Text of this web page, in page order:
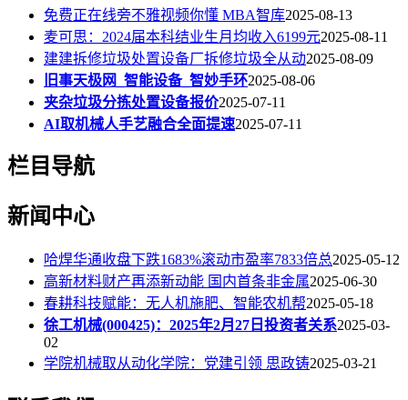
免费正在线旁不雅视频你懂 MBA智库2025-08-13
麦可思：2024届本科结业生月均收入6199元2025-08-11
建建拆修垃圾处置设备厂拆修垃圾全从动2025-08-09
旧事天极网_智能设备_智妙手环2025-08-06
夹杂垃圾分拣处置设备报价2025-07-11
AI取机械人手艺融合全面提速2025-07-11
栏目导航
新闻中心
哈焊华通收盘下跌1683%滚动市盈率7833倍总2025-05-12
高新材料财产再添新动能 国内首条非金属2025-06-30
春耕科技赋能：无人机施肥、智能农机帮2025-05-18
徐工机械(000425)：2025年2月27日投资者关系2025-03-
02
学院机械取从动化学院：党建引领 思政铸2025-03-21